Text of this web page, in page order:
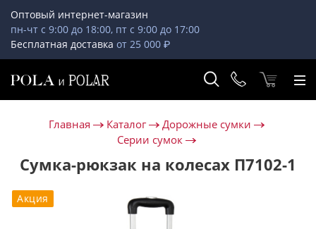
Оптовый интернет-магазин
пн-чт с 9:00 до 18:00, пт с 9:00 до 17:00
Бесплатная доставка от 25 000 ₽
Главная Каталог
Дорожные сумки
Серии сумок
Сумка-рюкзак на колесах П7102-1
Акция